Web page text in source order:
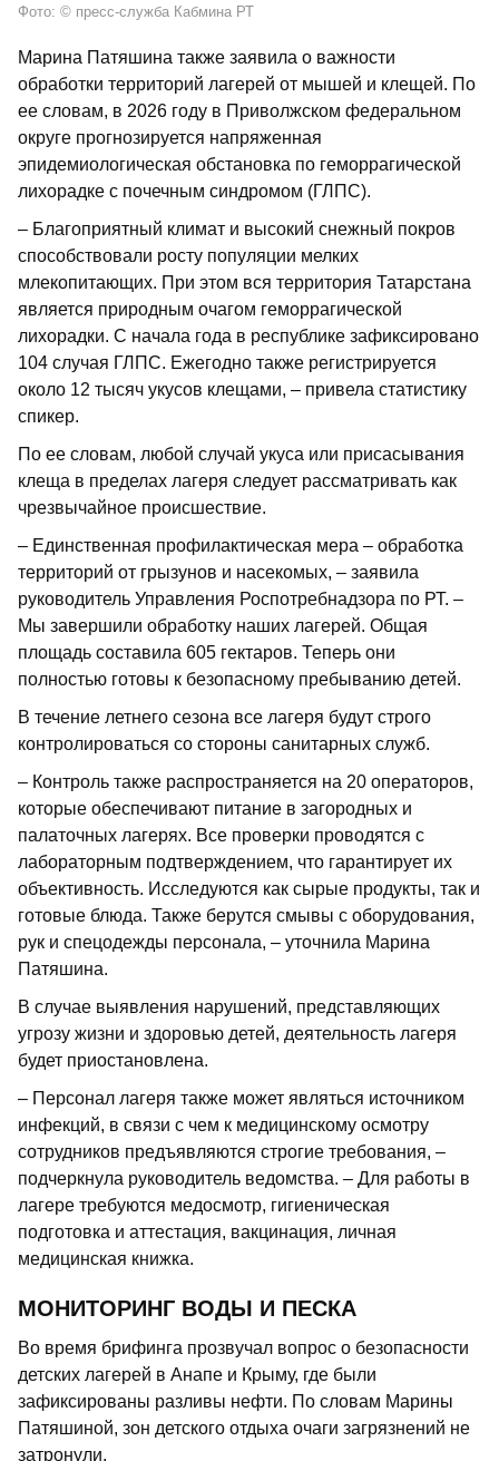
Фото: © пресс-служба Кабмина РТ
Марина Патяшина также заявила о важности
обработки территорий лагерей от мышей и клещей. По
ее словам, в 2026 году в Приволжском федеральном
округе прогнозируется напряженная
эпидемиологическая обстановка по геморрагической
лихорадке с почечным синдромом (ГЛПС).
– Благоприятный климат и высокий снежный покров
способствовали росту популяции мелких
млекопитающих. При этом вся территория Татарстана
является природным очагом геморрагической
лихорадки. С начала года в республике зафиксировано
104 случая ГЛПС. Ежегодно также регистрируется
около 12 тысяч укусов клещами, – привела статистику
спикер.
По ее словам, любой случай укуса или присасывания
клеща в пределах лагеря следует рассматривать как
чрезвычайное происшествие.
– Единственная профилактическая мера – обработка
территорий от грызунов и насекомых, – заявила
руководитель Управления Роспотребнадзора по РТ. –
Мы завершили обработку наших лагерей. Общая
площадь составила 605 гектаров. Теперь они
полностью готовы к безопасному пребыванию детей.
В течение летнего сезона все лагеря будут строго
контролироваться со стороны санитарных служб.
– Контроль также распространяется на 20 операторов,
которые обеспечивают питание в загородных и
палаточных лагерях. Все проверки проводятся с
лабораторным подтверждением, что гарантирует их
объективность. Исследуются как сырые продукты, так и
готовые блюда. Также берутся смывы с оборудования,
рук и спецодежды персонала, – уточнила Марина
Патяшина.
В случае выявления нарушений, представляющих
угрозу жизни и здоровью детей, деятельность лагеря
будет приостановлена.
– Персонал лагеря также может являться источником
инфекций, в связи с чем к медицинскому осмотру
сотрудников предъявляются строгие требования, –
подчеркнула руководитель ведомства. – Для работы в
лагере требуются медосмотр, гигиеническая
подготовка и аттестация, вакцинация, личная
медицинская книжка.
МОНИТОРИНГ ВОДЫ И ПЕСКА
Во время брифинга прозвучал вопрос о безопасности
детских лагерей в Анапе и Крыму, где были
зафиксированы разливы нефти. По словам Марины
Патяшиной, зон детского отдыха очаги загрязнений не
затронули.